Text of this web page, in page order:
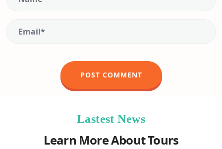
Lastest News
Learn More About Tours